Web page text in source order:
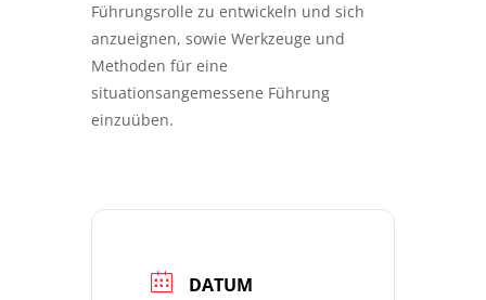
Führungsrolle zu entwickeln und sich
anzueignen, sowie Werkzeuge und
Methoden für eine
situationsangemessene Führung
einzuüben.
DATUM